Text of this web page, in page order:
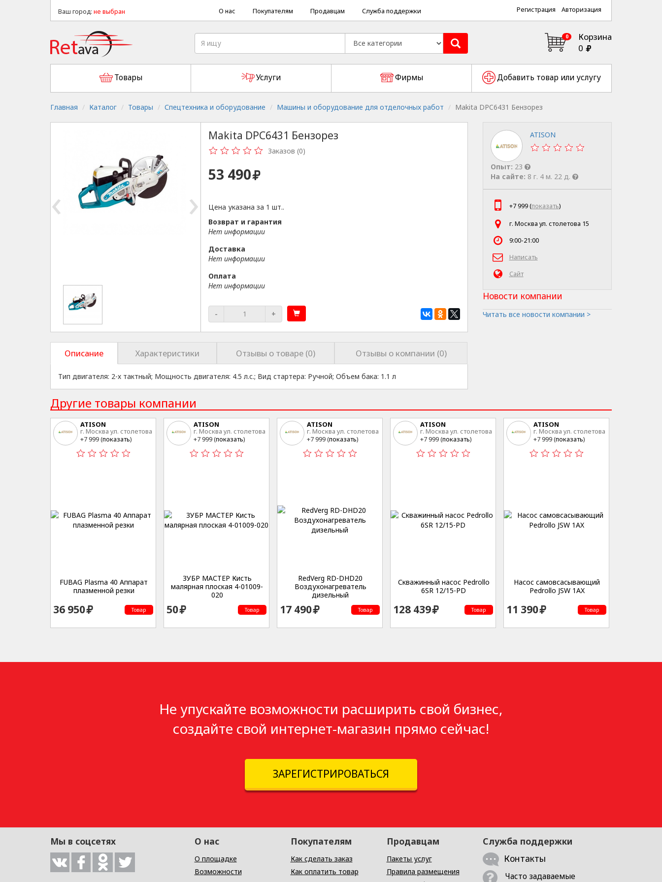
Ваш город: не выбран Регистрация Авторизация
О нас Покупателям Продавцам Служба поддержки
0
Корзина
0
Товары Услуги Фирмы Добавить товар или услугу
Главная Каталог Товары Спецтехника и оборудование Машины и оборудование для отделочных работ Makita DPC6431 Бензорез
‹ ›
Makita DPC6431 Бензорез
Заказов (0)
53 490
Цена указана за 1 шт..
Возврат и гарантия
Нет информации
Доставка
Нет информации
Оплата
Нет информации
- +
Описание Характеристики Отзывы о товаре (0) Отзывы о компании (0)
Тип двигателя: 2-х тактный; Мощность двигателя: 4.5 л.с.; Вид стартера: Ручной; Объем бака: 1.1 л
ATISON
Опыт: 23
На сайте: 8 г. 4 м. 22 д.
+7 999 (показать)
г. Москва ул. столетова 15
9:00-21:00
Написать
Сайт
Новости компании
Читать все новости компании >
Другие товары компании
ATISON
г. Москва ул. столетова
15
+7 999 (показать)
FUBAG Plasma 40 Аппарат
плазменной резки
36 950 Товар
ATISON
г. Москва ул. столетова
15
+7 999 (показать)
ЗУБР МАСТЕР Кисть
малярная плоская 4-01009-
020
50 Товар
ATISON
г. Москва ул. столетова
15
+7 999 (показать)
RedVerg RD-DHD20
Воздухонагреватель
дизельный
17 490 Товар
ATISON
г. Москва ул. столетова
15
+7 999 (показать)
Скважинный насос Pedrollo
6SR 12/15-PD
128 439 Товар
ATISON
г. Москва ул. столетова
15
+7 999 (показать)
Насос самовсасывающий
Pedrollo JSW 1AX
11 390 Товар
Не упускайте возможности расширить свой бизнес,
создайте свой интернет-магазин прямо сейчас!
ЗАРЕГИСТРИРОВАТЬСЯ
Мы в соцсетях О нас
О площадке
Возможности
Покупателям
Как сделать заказ
Как оплатить товар
Продавцам
Пакеты услуг
Правила размещения
Служба поддержки
Контакты
Часто задаваемые